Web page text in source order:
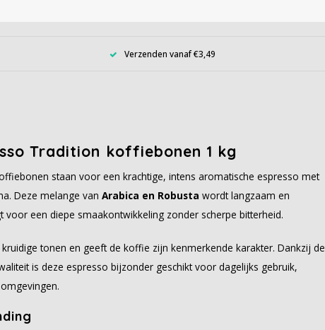
Verzenden vanaf €3,49
Tradition koffiebonen 1 kg
staan voor een krachtige, intens aromatische espresso met
Deze melange van Arabica en Robusta wordt langzaam en
een diepe smaakontwikkeling zonder scherpe bitterheid.
tonen en geeft de koffie zijn kenmerkende karakter. Dankzij de
is deze espresso bijzonder geschikt voor dagelijks gebruik,